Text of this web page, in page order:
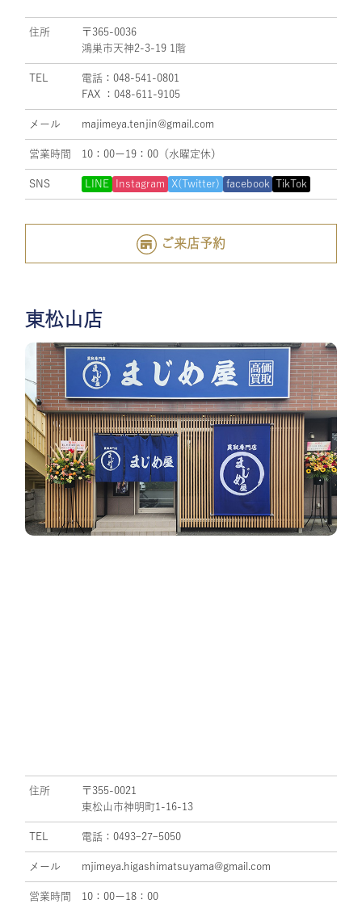
住所
〒365-0036
鴻巣市天神2-3-19 1階
TEL
電話：048-541-0801
FAX ：048-611-9105
メール majimeya.tenjin@gmail.com
営業時間 10：00ー19：00（水曜定休）
SNS LINE Instagram X(Twitter) facebook TikTok
ご来店予約
東松山店
住所
〒355-0021
東松山市神明町1-16-13
TEL 電話：0493ｰ27ｰ5050
メール mjimeya.higashimatsuyama@gmail.com
営業時間 10：00ー18：00